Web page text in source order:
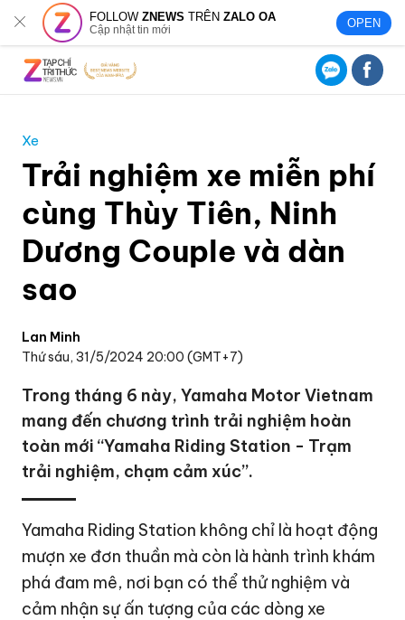
FOLLOWZNEWS TRÊNZALO OA
Cập nhật tin mới OPEN
Xe
Trải nghiệm xe miễn phí
cùng Thùy Tiên, Ninh
Dương Couple và dàn
sao
Lan Minh
Thứ sáu, 31/5/2024 20:00 (GMT+7)
Trong tháng 6 này, Yamaha Motor Vietnam
mang đến chương trình trải nghiệm hoàn
toàn mới “Yamaha Riding Station - Trạm
trải nghiệm, chạm cảm xúc”.
Yamaha Riding Station không chỉ là hoạt động
mượn xe đơn thuần mà còn là hành trình khám
phá đam mê, nơi bạn có thể thử nghiệm và
cảm nhận sự ấn tượng của các dòng xe